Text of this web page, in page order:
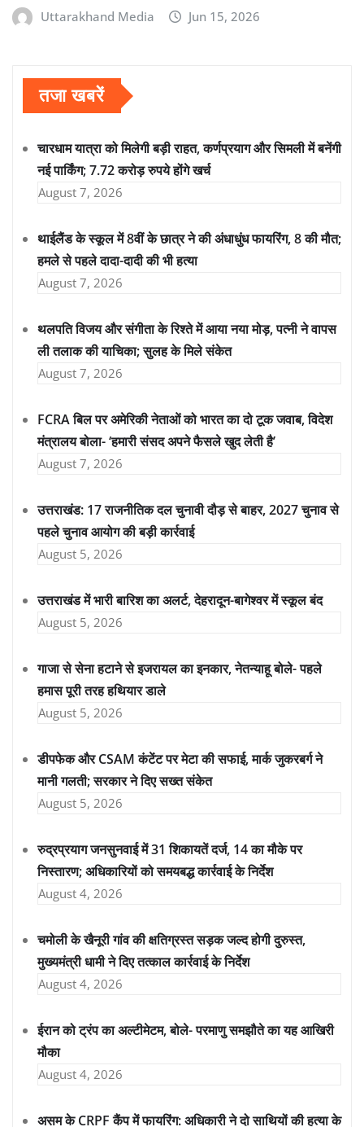
Uttarakhand Media Jun 15, 2026
तजा खबरें
चारधाम यात्रा को मिलेगी बड़ी राहत, कर्णप्रयाग और सिमली में बनेंगी
नई पार्किंग; 7.72 करोड़ रुपये होंगे खर्च
August 7, 2026
थाईलैंड के स्कूल में 8वीं के छात्र ने की अंधाधुंध फायरिंग, 8 की मौत;
हमले से पहले दादा-दादी की भी हत्या
August 7, 2026
थलपति विजय और संगीता के रिश्ते में आया नया मोड़, पत्नी ने वापस
ली तलाक की याचिका; सुलह के मिले संकेत
August 7, 2026
FCRA बिल पर अमेरिकी नेताओं को भारत का दो टूक जवाब, विदेश
मंत्रालय बोला- ‘हमारी संसद अपने फैसले खुद लेती है’
August 7, 2026
उत्तराखंड: 17 राजनीतिक दल चुनावी दौड़ से बाहर, 2027 चुनाव से
पहले चुनाव आयोग की बड़ी कार्रवाई
August 5, 2026
उत्तराखंड में भारी बारिश का अलर्ट, देहरादून-बागेश्वर में स्कूल बंद
August 5, 2026
गाजा से सेना हटाने से इजरायल का इनकार, नेतन्याहू बोले- पहले
हमास पूरी तरह हथियार डाले
August 5, 2026
डीपफेक और CSAM कंटेंट पर मेटा की सफाई, मार्क जुकरबर्ग ने
मानी गलती; सरकार ने दिए सख्त संकेत
August 5, 2026
रुद्रप्रयाग जनसुनवाई में 31 शिकायतें दर्ज, 14 का मौके पर
निस्तारण; अधिकारियों को समयबद्ध कार्रवाई के निर्देश
August 4, 2026
चमोली के खैनूरी गांव की क्षतिग्रस्त सड़क जल्द होगी दुरुस्त,
मुख्यमंत्री धामी ने दिए तत्काल कार्रवाई के निर्देश
August 4, 2026
ईरान को ट्रंप का अल्टीमेटम, बोले- परमाणु समझौते का यह आखिरी
मौका
August 4, 2026
असम के CRPF कैंप में फायरिंग: अधिकारी ने दो साथियों की हत्या के